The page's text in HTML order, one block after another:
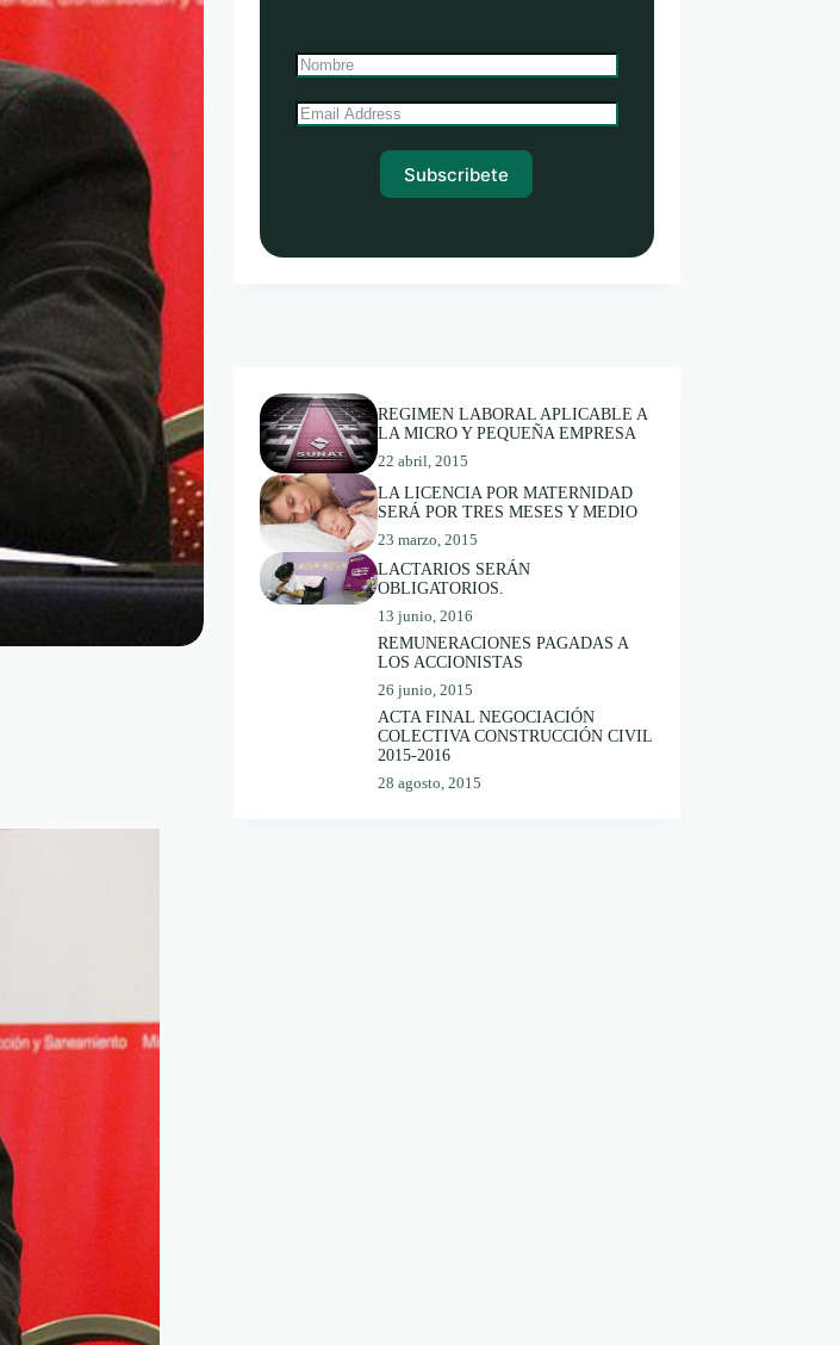
Subscribete
REGIMEN LABORAL APLICABLE A
LA MICRO Y PEQUEÑA EMPRESA
22 abril, 2015
LA LICENCIA POR MATERNIDAD
SERÁ POR TRES MESES Y MEDIO
23 marzo, 2015
LACTARIOS SERÁN
OBLIGATORIOS.
13 junio, 2016
REMUNERACIONES PAGADAS A
LOS ACCIONISTAS
26 junio, 2015
ACTA FINAL NEGOCIACIÓN
COLECTIVA CONSTRUCCIÓN CIVIL
2015-2016
28 agosto, 2015